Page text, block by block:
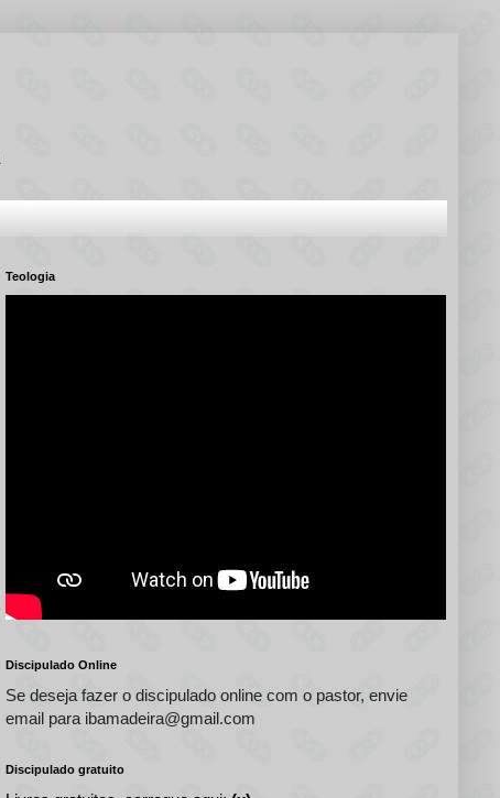
Teologia
Discipulado Online
Se deseja fazer o discipulado online com o pastor, envie
email para ibamadeira@gmail.com
Discipulado gratuito